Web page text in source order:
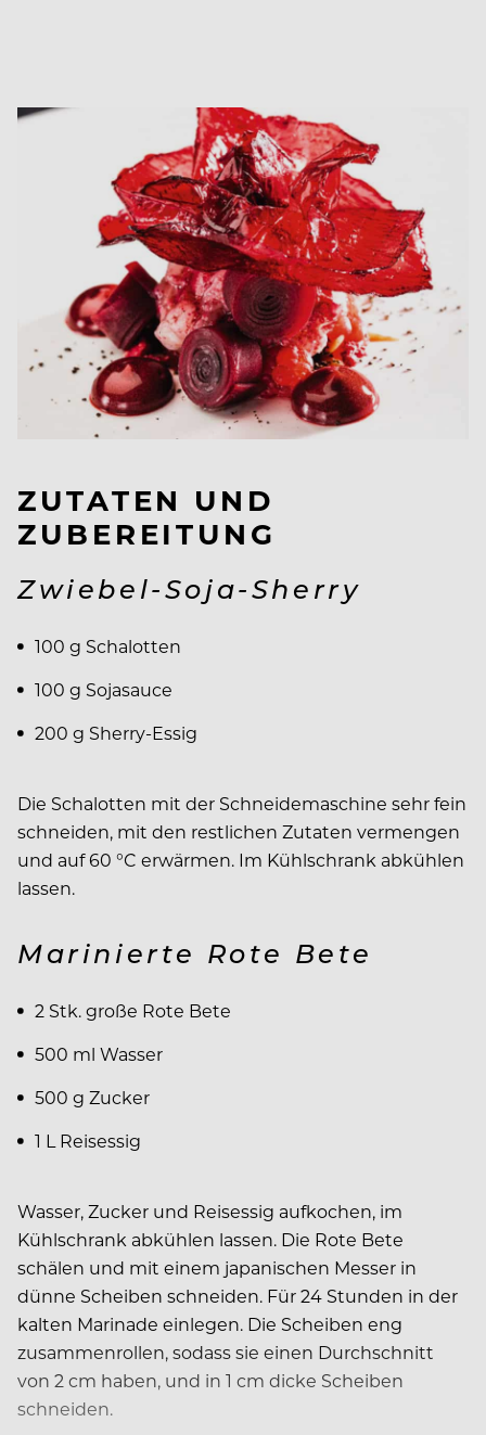
ZUTATEN UND
ZUBEREITUNG
Zwiebel-Soja-Sherry
100 g Schalotten
100 g Sojasauce
200 g Sherry-Essig
Die Schalotten mit der Schneidemaschine sehr fein
schneiden, mit den restlichen Zutaten vermengen
und auf 60 °C erwärmen. Im Kühlschrank abkühlen
lassen.
Marinierte Rote Bete
2 Stk. große Rote Bete
500 ml Wasser
500 g Zucker
1 L Reisessig
Wasser, Zucker und Reisessig aufkochen, im
Kühlschrank abkühlen lassen. Die Rote Bete
schälen und mit einem japanischen Messer in
dünne Scheiben schneiden. Für 24 Stunden in der
kalten Marinade einlegen. Die Scheiben eng
zusammenrollen, sodass sie einen Durchschnitt
von 2 cm haben, und in 1 cm dicke Scheiben
schneiden.